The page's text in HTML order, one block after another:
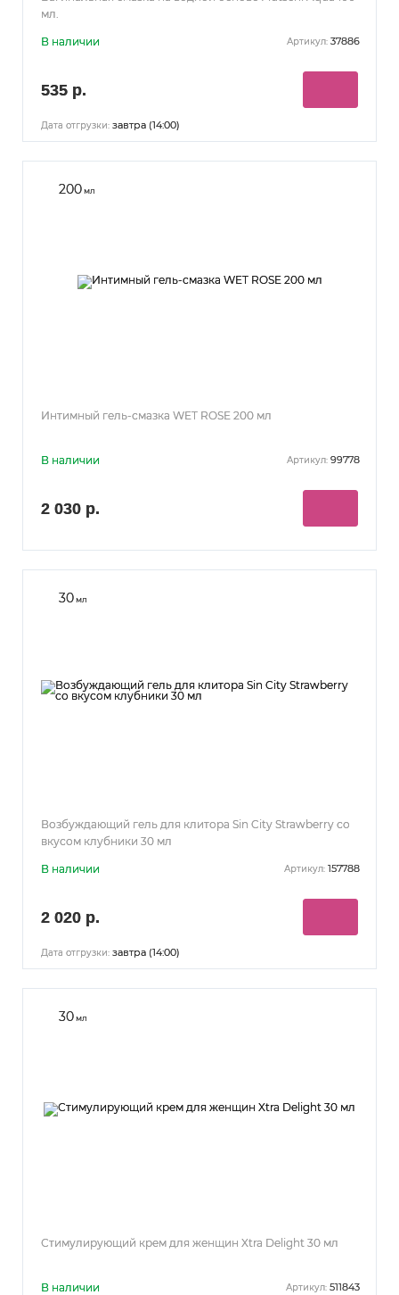
мл.
В наличии Артикул: 37886
535 р.
Дата отгрузки: завтра (14:00)
200мл
Интимный гель-смазка WET ROSE 200 мл
В наличии Артикул: 99778
2 030 р.
30мл
Возбуждающий гель для клитора Sin City Strawberry со
вкусом клубники 30 мл
В наличии Артикул: 157788
2 020 р.
Дата отгрузки: завтра (14:00)
30мл
Стимулирующий крем для женщин Xtra Delight 30 мл
В наличии Артикул: 511843